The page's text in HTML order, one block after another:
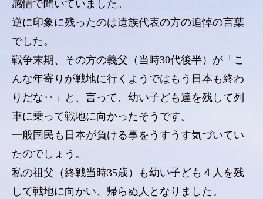
感情で聞いていました。
逆に印象に残ったのは遺族代表の方の追悼の言葉
でした。
戦争末期、その方の義父（当時30代後半）が「こ
んな年寄りが戦地に行くようではもう日本も終わ
りだな‥」と、言って、幼い子ども達を残して列
車に乗って戦地に向かったそうです。
一般国民も日本が負ける事をうすうす気づいてい
たのでしょう。
私の祖父（終戦当時35歳）も幼い子ども４人を残
して戦地に向かい、帰らぬ人となりました。